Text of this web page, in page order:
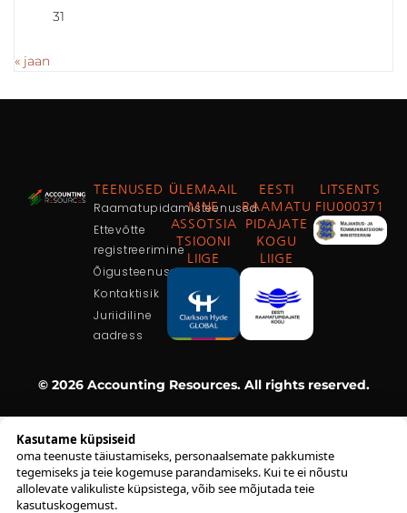
Kasutame küpsiseid
oma teenuste täiustamiseks, personaalsemate pakkumiste
tegemiseks ja teie kogemuse parandamiseks. Kui te ei nõustu
allolevate valikuliste küpsistega, võib see mõjutada teie
kasutuskogemust.
31
« jaan
TEENUSED
Raamatupidamisteenused
Ettevõtte
registreerimine
Õigusteenused
Kontaktisik
Juriidiline
aadress
ÜLEMAAIL
MNE
ASSOTSIA
TSIOONI
LIIGE
EESTI
RAAMATU
PIDAJATE
KOGU
LIIGE
LITSENTS
FIU000371
© 2026 Accounting Resources. All rights reserved.